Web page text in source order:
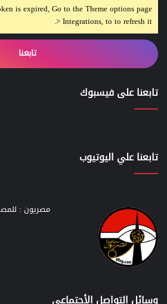
is expired, Go to the Theme options page
> Integrations, to to refresh it.
تابعنا
تابعنا على فيسبوك
تابعنا علي اليوتيوب
مصريون :
وسائل التواصل الأجتماعي